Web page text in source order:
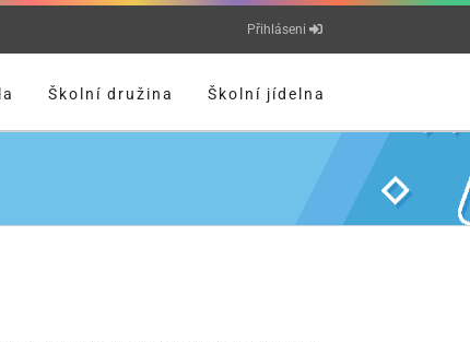
Přihláseni
Školní družina Školní jídelna